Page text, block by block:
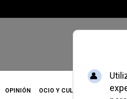
OPINIÓN OCIO Y CULTURA